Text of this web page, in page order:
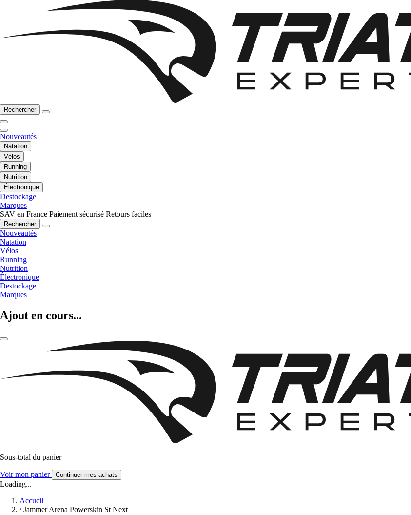
Rechercher
Nouveautés
Natation
Vélos
Running
Nutrition
Électronique
Destockage
Marques
SAV en France Paiement sécurisé Retours faciles
Rechercher
Nouveautés
Natation
Vélos
Running
Nutrition
Électronique
Destockage
Marques
Ajout en cours...
Sous-total du panier
Voir mon panier Continuer mes achats
Loading...
Accueil
/ Jammer Arena Powerskin St Next